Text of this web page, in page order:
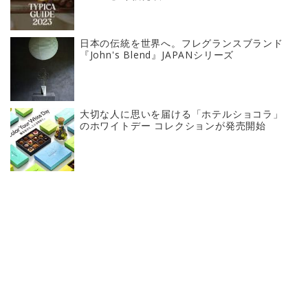
日本の伝統を世界へ。フレグランスブランド
『John's Blend』JAPANシリーズ
大切な人に思いを届ける「ホテルショコラ」
のホワイトデー コレクションが発売開始